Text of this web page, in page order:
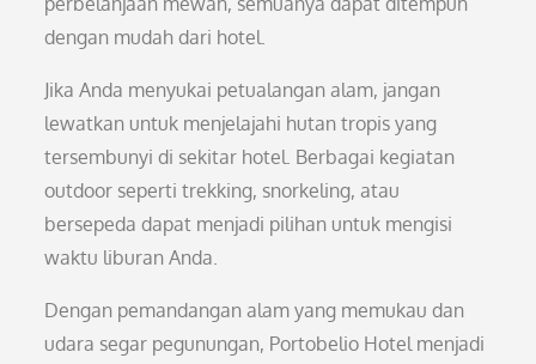
dengan mudah dari hotel.
Jika Anda menyukai petualangan alam, jangan
lewatkan untuk menjelajahi hutan tropis yang
tersembunyi di sekitar hotel. Berbagai kegiatan
outdoor seperti trekking, snorkeling, atau
bersepeda dapat menjadi pilihan untuk mengisi
waktu liburan Anda.
Dengan pemandangan alam yang memukau dan
udara segar pegunungan, Portobelio Hotel menjadi